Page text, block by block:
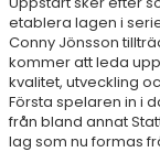
etablera lagen i
Conny Jönsson
kommer att leda
kvalitet, utveckling
Första spelaren in i
från bland annat
lag som nu formas